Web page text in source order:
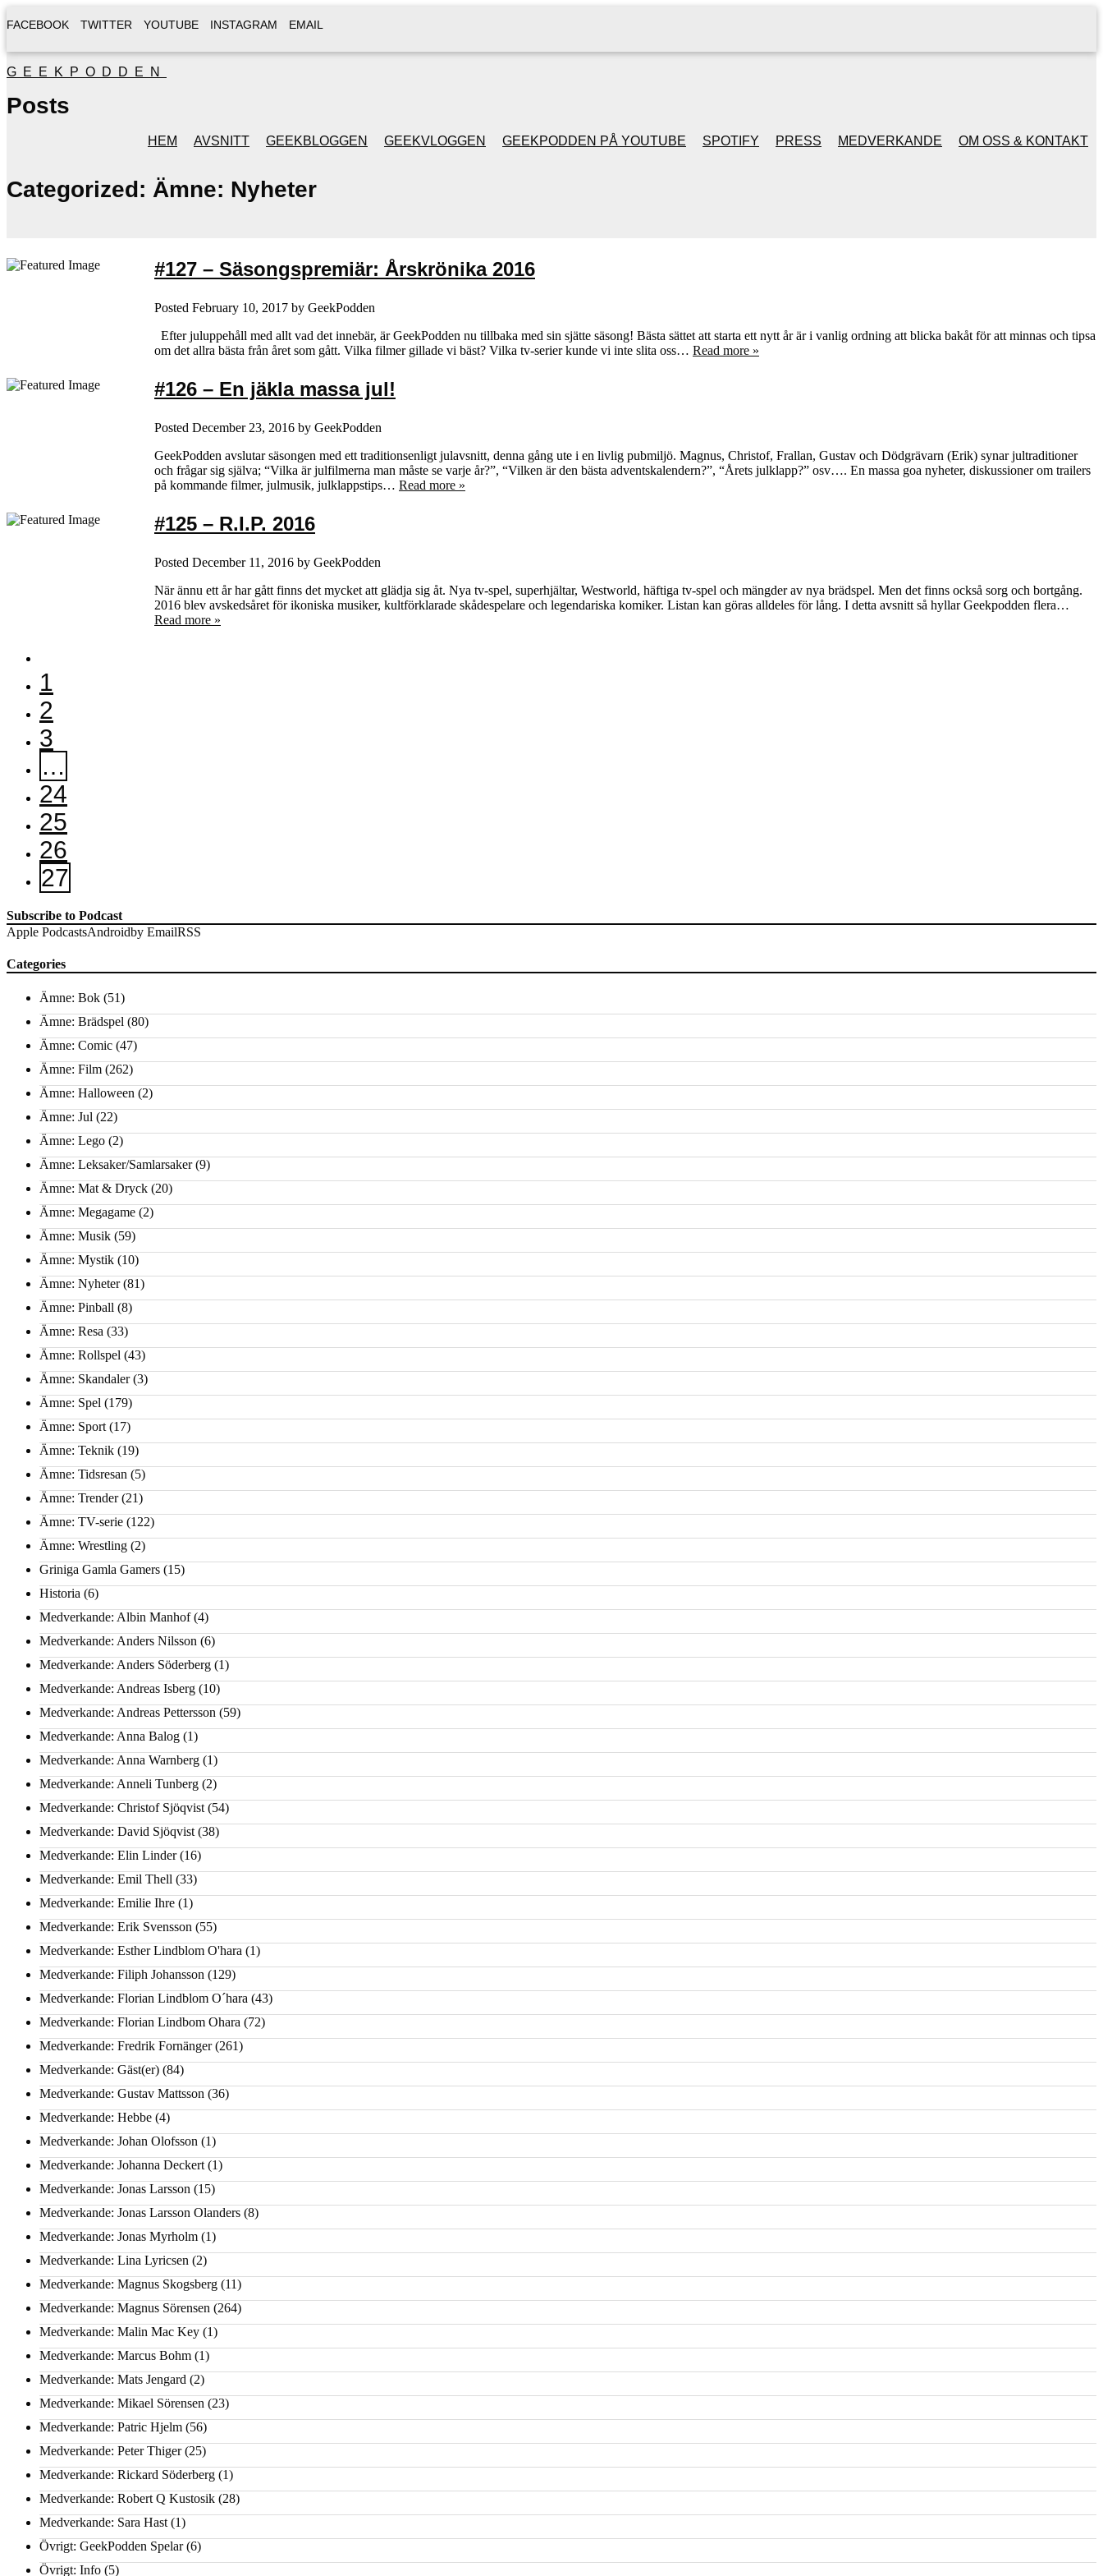
FACEBOOK TWITTER YOUTUBE INSTAGRAM EMAIL
GEEKPODDEN
HEM AVSNITT GEEKBLOGGEN GEEKVLOGGEN GEEKPODDEN PÅ YOUTUBE
& FILIPH
JULSPECIALER 2013
SPOTIFY PRESS MEDVERKANDE OM OSS & KONTAKT
Posts
Categorized: Ämne: Nyheter
#127 – Säsongspremiär: Årskrönika 2016
Posted February 10, 2017 by GeekPodden
Efter juluppehåll med allt vad det innebär, är GeekPodden nu tillbaka med sin sjätte säsong! Bästa sättet att starta ett nytt år är i vanlig ordning att blicka bakåt för att minnas och tipsa
om det allra bästa från året som gått. Vilka filmer gillade vi bäst? Vilka tv-serier kunde vi inte slita oss… Read more »
#126 – En jäkla massa jul!
Posted December 23, 2016 by GeekPodden
GeekPodden avslutar säsongen med ett traditionsenligt julavsnitt, denna gång ute i en livlig pubmiljö. Magnus, Christof, Frallan, Gustav och Dödgrävarn (Erik) synar jultraditioner
och frågar sig själva; “Vilka är julfilmerna man måste se varje år?”, “Vilken är den bästa adventskalendern?”, “Årets julklapp?” osv…. En massa goa nyheter, diskussioner om trailers
på kommande filmer, julmusik, julklappstips… Read more »
#125 – R.I.P. 2016
Posted December 11, 2016 by GeekPodden
När ännu ett år har gått finns det mycket att glädja sig åt. Nya tv-spel, superhjältar, Westworld, häftiga tv-spel och mängder av nya brädspel. Men det finns också sorg och bortgång.
2016 blev avskedsåret för ikoniska musiker, kultförklarade skådespelare och legendariska komiker. Listan kan göras alldeles för lång. I detta avsnitt så hyllar Geekpodden flera…
Read more »
1
2
3
…
24
25
26
27
Subscribe to Podcast
Apple PodcastsAndroidby EmailRSS
Categories
Ämne: Bok (51)
Ämne: Brädspel (80)
Ämne: Comic (47)
Ämne: Film (262)
Ämne: Halloween (2)
Ämne: Jul (22)
Ämne: Lego (2)
Ämne: Leksaker/Samlarsaker(9)
Ämne: Mat & Dryck (20)
Ämne: Megagame (2)
Ämne: Musik (59)
Ämne: Mystik (10)
Ämne: Nyheter(81)
Ämne: Pinball (8)
Ämne: Resa (33)
Ämne: Rollspel (43)
Ämne: Skandaler(3)
Ämne: Spel (179)
Ämne: Sport (17)
Ämne: Teknik (19)
Ämne: Tidsresan (5)
Ämne: Trender(21)
Ämne: TV-serie (122)
Ämne: Wrestling (2)
Griniga Gamla Gamers (15)
Historia (6)
Medverkande: Albin Manhof(4)
Medverkande: Anders Nilsson (6)
Medverkande: Anders Söderberg (1)
Medverkande: Andreas Isberg (10)
Medverkande: Andreas Pettersson (59)
Medverkande: Anna Balog (1)
Medverkande: Anna Warnberg (1)
Medverkande: Anneli Tunberg (2)
Medverkande: Christof Sjöqvist (54)
Medverkande: David Sjöqvist (38)
Medverkande: Elin Linder(16)
Medverkande: Emil Thell (33)
Medverkande: Emilie Ihre (1)
Medverkande: Erik Svensson (55)
Medverkande: Esther Lindblom O'hara (1)
Medverkande: Filiph Johansson (129)
Medverkande: Florian Lindblom O´hara (43)
Medverkande: Florian Lindbom Ohara (72)
Medverkande: Fredrik Fornänger(261)
Medverkande: Gäst(er) (84)
Medverkande: Gustav Mattsson (36)
Medverkande: Hebbe (4)
Medverkande: Johan Olofsson (1)
Medverkande: Johanna Deckert (1)
Medverkande: Jonas Larsson (15)
Medverkande: Jonas Larsson Olanders (8)
Medverkande: Jonas Myrholm (1)
Medverkande: Lina Lyricsen (2)
Medverkande: Magnus Skogsberg (11)
Medverkande: Magnus Sörensen (264)
Medverkande: Malin Mac Key (1)
Medverkande: Marcus Bohm (1)
Medverkande: Mats Jengard (2)
Medverkande: Mikael Sörensen (23)
Medverkande: Patric Hjelm (56)
Medverkande: Peter Thiger(25)
Medverkande: Rickard Söderberg (1)
Medverkande: Robert Q Kustosik (28)
Medverkande: Sara Hast (1)
Övrigt: GeekPodden Spelar(6)
Övrigt: Info (5)